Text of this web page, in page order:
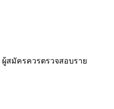
ผู้สมัครควรตรวจสอบราย